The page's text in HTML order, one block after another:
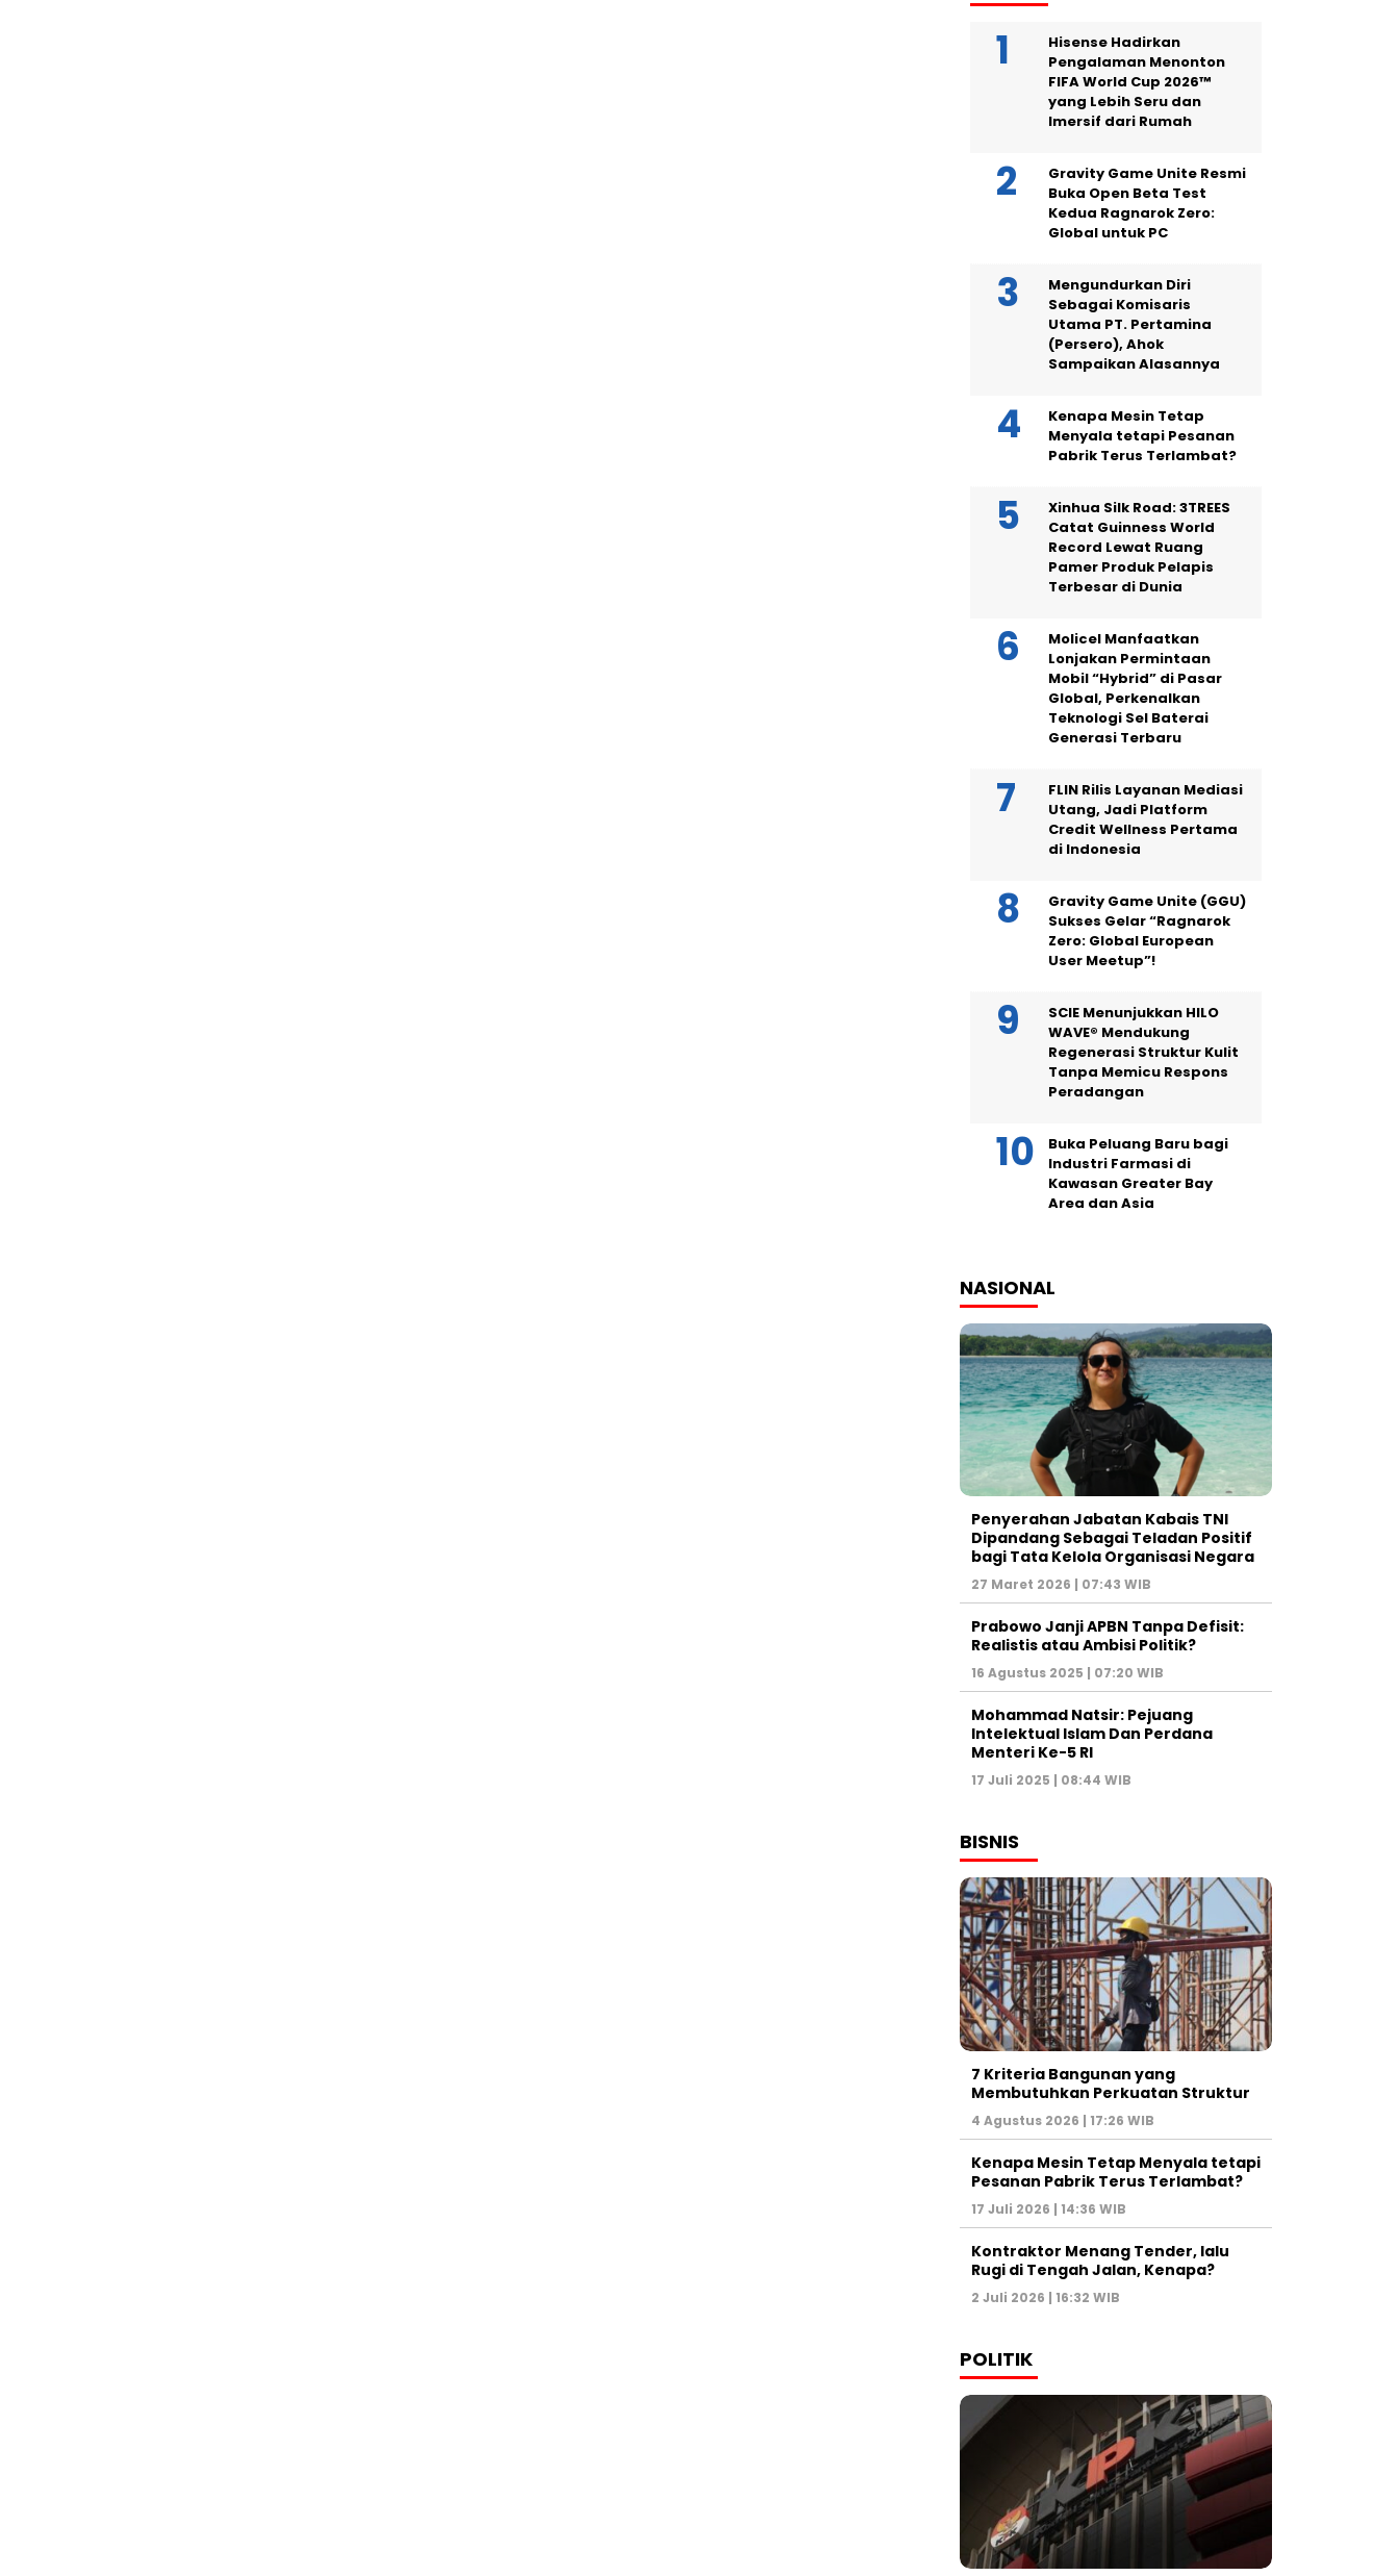
Hisense Hadirkan
Pengalaman Menonton
FIFA World Cup 2026™
yang Lebih Seru dan
Imersif dari Rumah
Gravity Game Unite Resmi
Buka Open Beta Test
Kedua Ragnarok Zero:
Global untuk PC
Mengundurkan Diri
Sebagai Komisaris
Utama PT. Pertamina
(Persero), Ahok
Sampaikan Alasannya
Kenapa Mesin Tetap
Menyala tetapi Pesanan
Pabrik Terus Terlambat?
Xinhua Silk Road: 3TREES
Catat Guinness World
Record Lewat Ruang
Pamer Produk Pelapis
Terbesar di Dunia
Molicel Manfaatkan
Lonjakan Permintaan
Mobil “Hybrid” di Pasar
Global, Perkenalkan
Teknologi Sel Baterai
Generasi Terbaru
FLIN Rilis Layanan Mediasi
Utang, Jadi Platform
Credit Wellness Pertama
di Indonesia
Gravity Game Unite (GGU)
Sukses Gelar “Ragnarok
Zero: Global European
User Meetup”!
SCIE Menunjukkan HILO
WAVE® Mendukung
Regenerasi Struktur Kulit
Tanpa Memicu Respons
Peradangan
Buka Peluang Baru bagi
Industri Farmasi di
Kawasan Greater Bay
Area dan Asia
NASIONAL
Penyerahan Jabatan Kabais TNI
Dipandang Sebagai Teladan Positif
bagi Tata Kelola Organisasi Negara
27 Maret 2026 | 07:43 WIB
Prabowo Janji APBN Tanpa Defisit:
Realistis atau Ambisi Politik?
16 Agustus 2025 | 07:20 WIB
Mohammad Natsir: Pejuang
Intelektual Islam Dan Perdana
Menteri Ke-5 RI
17 Juli 2025 | 08:44 WIB
BISNIS
7 Kriteria Bangunan yang
Membutuhkan Perkuatan Struktur
4 Agustus 2026 | 17:26 WIB
Kenapa Mesin Tetap Menyala tetapi
Pesanan Pabrik Terus Terlambat?
17 Juli 2026 | 14:36 WIB
Kontraktor Menang Tender, lalu
Rugi di Tengah Jalan, Kenapa?
2 Juli 2026 | 16:32 WIB
POLITIK